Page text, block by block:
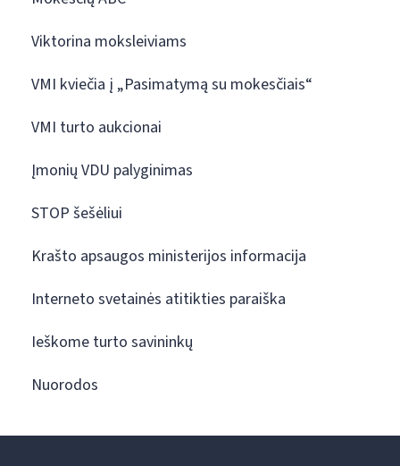
Viktorina moksleiviams
VMI kviečia į „Pasimatymą su mokesčiais“
VMI turto aukcionai
Įmonių VDU palyginimas
STOP šešėliui
Krašto apsaugos ministerijos informacija
Interneto svetainės atitikties paraiška
Ieškome turto savininkų
Nuorodos